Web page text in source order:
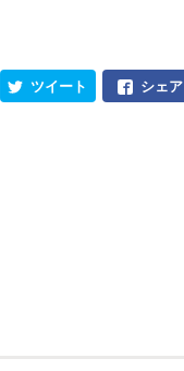
シェア
ツイート